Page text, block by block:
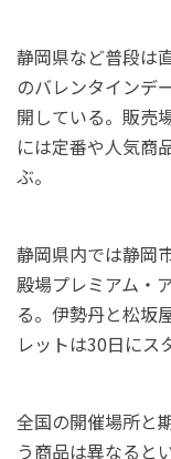
静岡県など普段は
のバレンタインデ
開している。販売
には定番や人気商
ぶ。
静岡県内では静岡
殿場プレミアム・
る。伊勢丹と松坂
レットは30日にス
全国の開催場所と
う商品は異なると